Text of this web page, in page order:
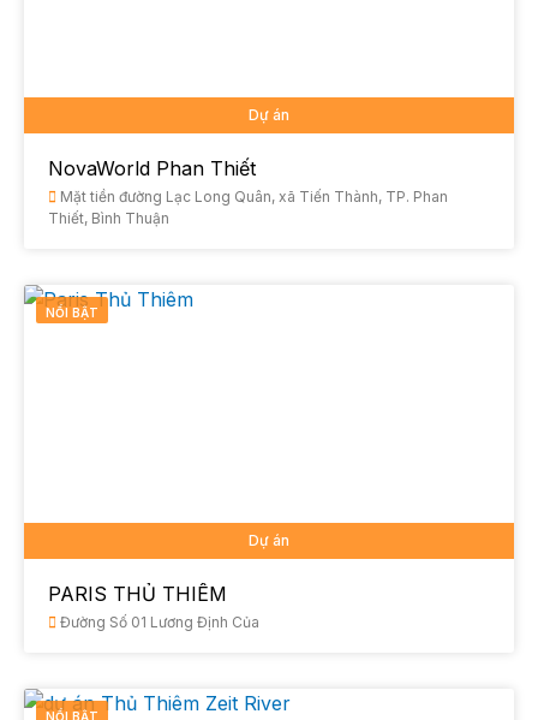
Dự án
NovaWorld Phan Thiết
Mặt tiền đường Lạc Long Quân, xã Tiến Thành, TP. Phan
Thiết, Bình Thuận
NỔI BẬT
Dự án
PARIS THỦ THIÊM
Đường Số 01 Lương Định Của
NỔI BẬT